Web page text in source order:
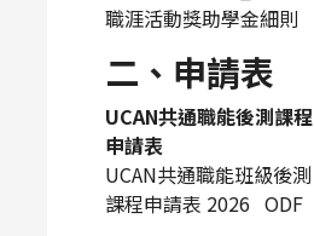
職涯活動獎助學金細則
二、申請表
UCAN共通職能後測課程
申請表
UCAN共通職能班級後測
課程申請表 2026 ODF